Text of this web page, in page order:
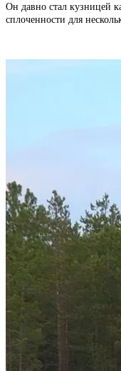
Он давно стал кузницей
сплоченности для